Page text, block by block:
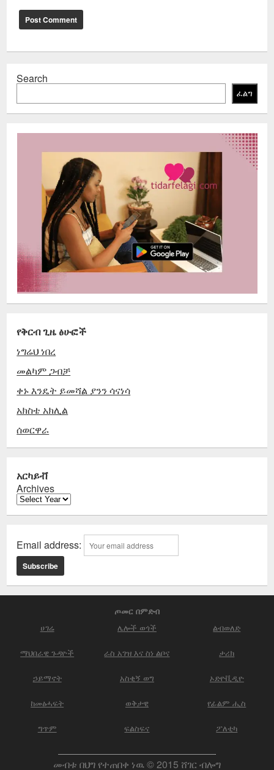
Search
ፈልግ
የቅርብ ጊዜ ፅሁፎች
ነግሬህ ነበረ
መልካም ጋብቻ
ቀኑ እንዴት ይመሻል ያንን ሳናነሳ
አክስቴ አክሊል
ሰወርዋራ
አርካይቭ
Archives
Email address:
ጦመር በምድብ
ሀገሬ ሌሎች ወጎች ልብወለድ
ማህበራዊ ጉዳዮች ራስ አገዝ እና ስነ ልቦና ታሪክ
ኃይማኖት አስቂኝ ወግ ኦድዮቪዲዮ
ከመፅሓፍት ወቅታዊ የፊልም ሒስ
ግጥም ፍልስፍና ፖለቲካ
መብቱ በህግ የተጠበቀ ነዉ © 2015 ሸገር ብሎግ